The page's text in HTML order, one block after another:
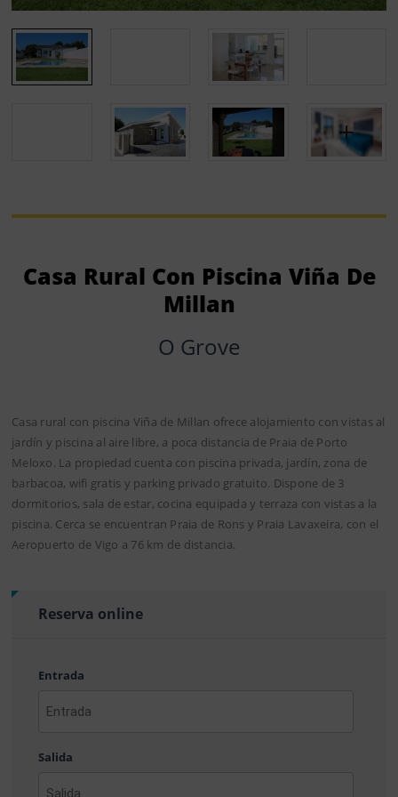
Casa Rural Con Piscina Viña De
Millan
O Grove
Casa rural con piscina Viña de Millan ofrece alojamiento con vistas al
jardín y piscina al aire libre, a poca distancia de Praia de Porto
Meloxo. La propiedad cuenta con piscina privada, jardín, zona de
barbacoa, wifi gratis y parking privado gratuito. Dispone de 3
dormitorios, sala de estar, cocina equipada y terraza con vistas a la
piscina. Cerca se encuentran Praia de Rons y Praia Lavaxeira, con el
Aeropuerto de Vigo a 76 km de distancia.
Reserva online
Entrada
AAAA
MM
Salida